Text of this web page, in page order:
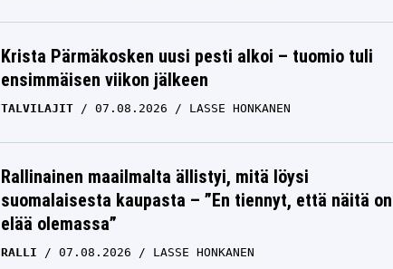
Krista Pärmäkosken uusi pesti alkoi – tuomio tuli
ensimmäisen viikon jälkeen
TALVILAJIT 07.08.2026 LASSE HONKANEN
Rallinainen maailmalta ällistyi, mitä löysi
suomalaisesta kaupasta – ”En tiennyt, että näitä on
elää olemassa”
RALLI 07.08.2026 LASSE HONKANEN